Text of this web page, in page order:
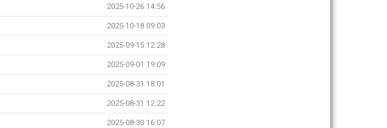
2025-10-26 14:56
2025-10-18 09:03
2025-09-15 12:28
2025-09-01 19:09
2025-08-31 18:01
2025-08-31 12:22
2025-08-30 16:07